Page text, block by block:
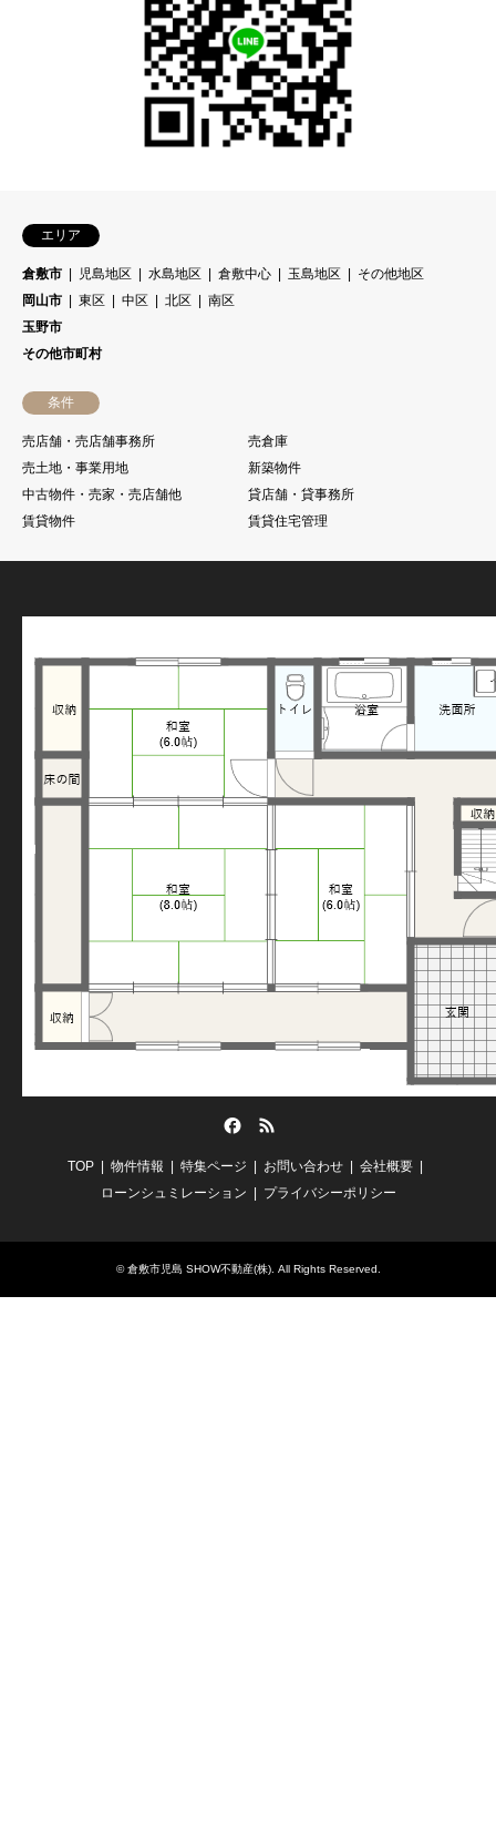
エリア
倉敷市 児島地区 水島地区 倉敷中心 玉島地区
その他地区
岡山市
東区 中区 北区
南区
玉野市
その他市町村
条件
売店舗・売店舗事務所
売倉庫
売土地・事業用地
新築物件
中古物件・売家・売店舗他
貸店舗・貸事務所
賃貸物件
賃貸住宅管理
TOP 物件情報 特集ページ お問い合わせ
会社概要
ローンシュミレーション
プライバシーポリシー
©倉敷市児島 SHOW不動産(株). All Rights Reserved.